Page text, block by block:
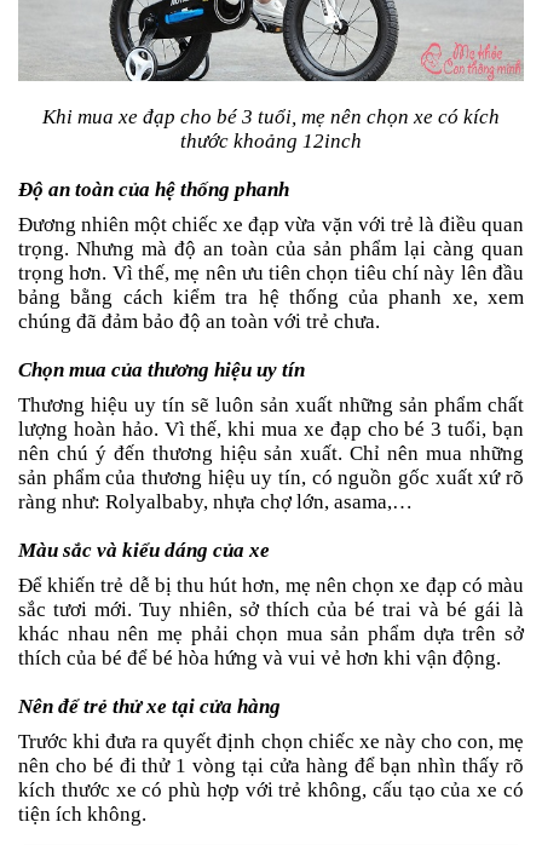
Khi mua xe đạp cho bé 3 tuổi, mẹ nên chọn xe có kích
thước khoảng 12inch
Độ an toàn của hệ thống phanh
Đương nhiên một chiếc xe đạp vừa vặn với trẻ là điều quan
trọng. Nhưng mà độ an toàn của sản phẩm lại càng quan
trọng hơn. Vì thế, mẹ nên ưu tiên chọn tiêu chí này lên đầu
bảng bằng cách kiểm tra hệ thống của phanh xe, xem
chúng đã đảm bảo độ an toàn với trẻ chưa.
Chọn mua của thương hiệu uy tín
Thương hiệu uy tín sẽ luôn sản xuất những sản phẩm chất
lượng hoàn hảo. Vì thế, khi mua xe đạp cho bé 3 tuổi, bạn
nên chú ý đến thương hiệu sản xuất. Chỉ nên mua những
sản phẩm của thương hiệu uy tín, có nguồn gốc xuất xứ rõ
ràng như: Rolyalbaby, nhựa chợ lớn, asama,…
Màu sắc và kiểu dáng của xe
Để khiến trẻ dễ bị thu hút hơn, mẹ nên chọn xe đạp có màu
sắc tươi mới. Tuy nhiên, sở thích của bé trai và bé gái là
khác nhau nên mẹ phải chọn mua sản phẩm dựa trên sở
thích của bé để bé hòa hứng và vui vẻ hơn khi vận động.
Nên để trẻ thử xe tại cửa hàng
Trước khi đưa ra quyết định chọn chiếc xe này cho con, mẹ
nên cho bé đi thử 1 vòng tại cửa hàng để bạn nhìn thấy rõ
kích thước xe có phù hợp với trẻ không, cấu tạo của xe có
tiện ích không.